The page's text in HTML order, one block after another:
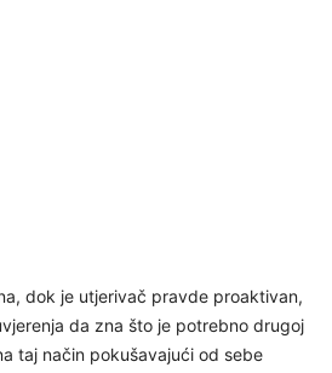
dok je utjerivač pravde proaktivan,
da zna što je potrebno drugoj
taj način pokušavajući od sebe